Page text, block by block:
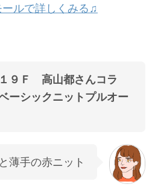
ルで詳しくみる♫
９Ｆ 高山都さんコラ
ーシックニットプルオー
薄手の赤ニット